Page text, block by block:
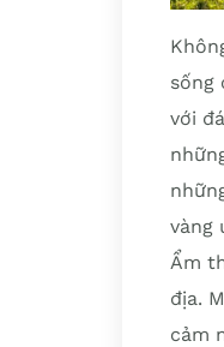
sống
với
vàng
Ẩm
địa.
cảm